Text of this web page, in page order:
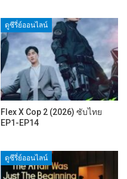
ดูซีรี่ย์ออนไลน์
Flex X Cop 2 (2026) ซับไทย
EP1-EP14
ดูซีรี่ย์ออนไลน์